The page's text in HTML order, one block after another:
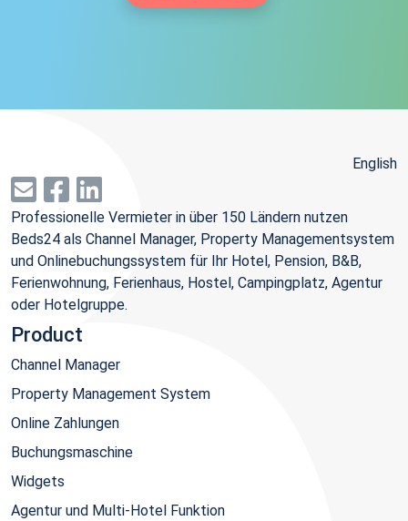
English
Professionelle Vermieter in über 150 Ländern nutzen
Beds24 als Channel Manager, Property Managementsystem
und Onlinebuchungssystem für Ihr Hotel, Pension, B&B,
Ferienwohnung, Ferienhaus, Hostel, Campingplatz, Agentur
oder Hotelgruppe.
Product
Channel Manager
Property Management System
Online Zahlungen
Buchungsmaschine
Widgets
Agentur und Multi-Hotel Funktion